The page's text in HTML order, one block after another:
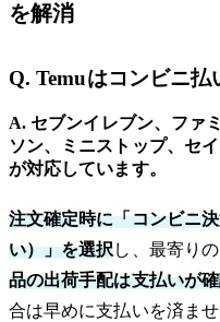
を解消
Q. Temuはコンビニ払
A. セブンイレブン、ファ
ソン、ミニストップ、セ
が対応しています。
注文確定時に「コンビニ
い）」を選択し、最寄り
品の出荷手配は支払いが
合は早めに支払いを済ま